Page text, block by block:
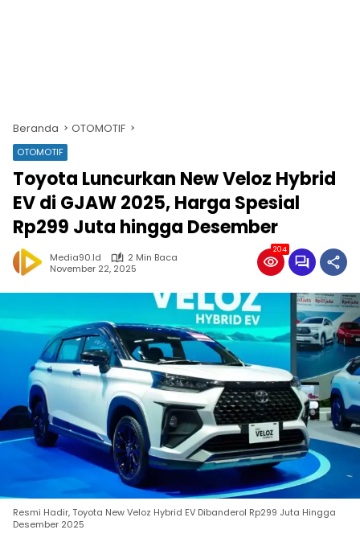
Beranda OTOMOTIF
OTOMOTIF
Toyota Luncurkan New Veloz Hybrid
EV di GJAW 2025, Harga Spesial
Rp299 Juta hingga Desember
Media90.id
2 Min Baca
November 22, 2025
204
Resmi Hadir, Toyota New Veloz Hybrid EV Dibanderol Rp299 Juta Hingga
Desember 2025